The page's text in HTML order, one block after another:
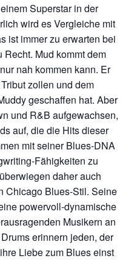
Superstar in der
wird es Vergleiche mit
ist immer zu erwarten bei
Mud kommt dem
nah kommen kann. Er
zollen und dem
geschaffen hat. Aber
und R&B aufgewachsen,
auf, die die Hits dieser
mit seiner Blues-DNA
Fähigkeiten zu
daher auch
Chicago Blues-Stil. Seine
powervoll-dynamische
Musikern an
erinnern jeden, der
Liebe zum Blues einst